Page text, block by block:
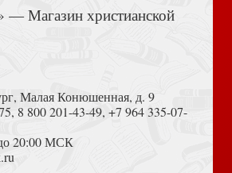
С. Уинстон Черчилль
(Тихоний Африканский)
Магазин христианской
Малая Конюшенная, д. 9
, 8 800 201-43-49, +7 964 335-07-
20:00 МСК